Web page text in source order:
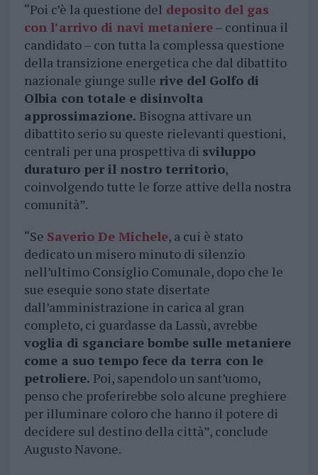
“Poi c’è la questione del deposito del gas
con l’arrivo di navi metaniere– continua il
candidato – con tutta la complessa questione
della transizione energetica che dal dibattito
nazionale giunge sulle rive del Golfo di
Olbia con totale e disinvolta
approssimazione. Bisogna attivare un
dibattito serio su queste rielevanti questioni,
centrali per una prospettiva di sviluppo
duraturo per il nostro territorio,
coinvolgendo tutte le forze attive della nostra
comunità”.
“Se Saverio De Michele, a cui è stato
dedicato un misero minuto di silenzio
nell’ultimo Consiglio Comunale, dopo che le
sue esequie sono state disertate
dall’amministrazione in carica al gran
completo, ci guardasse da Lassù, avrebbe
voglia di sganciare bombe sulle metaniere
come a suo tempo fece da terra con le
petroliere. Poi, sapendolo un sant’uomo,
penso che proferirebbe solo alcune preghiere
per illuminare coloro che hanno il potere di
decidere sul destino della città”, conclude
Augusto Navone.